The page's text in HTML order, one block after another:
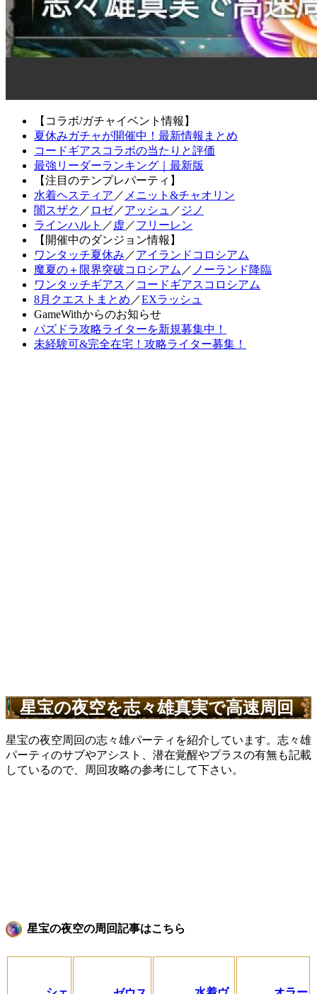
【コラボ/ガチャイベント情報】
夏休みガチャが開催中！最新情報まとめ
コードギアスコラボの当たりと評価
最強リーダーランキング｜最新版
【注目のテンプレパーティ】
水着ヘスティア ／ メニット&チャオリン
闇スザク ／ ロゼ／アッシュ ／ ジノ
ラインハルト ／ 虚 ／フリーレン
【開催中のダンジョン情報】
ワンタッチ夏休み ／アイランドコロシアム
魔夏の＋限界突破コロシアム ／ ノーランド降臨
ワンタッチギアス ／ コードギアスコロシアム
8月クエストまとめ ／EXラッシュ
GameWithからのお知らせ
パズドラ攻略ライターを新規募集中！
未経験可&完全在宅！攻略ライター募集！
星宝の夜空を志々雄真実で高速周回
星宝の夜空周回の志々雄パーティを紹介しています。志々雄
パーティのサブやアシスト、潜在覚醒やプラスの有無も記載
しているので、周回攻略の参考にして下さい。
星宝の夜空の周回記事はこちら